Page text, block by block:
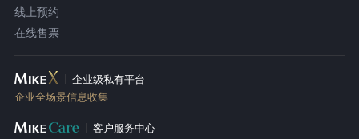
线上预约
在线售票
企业级私有平台
企业全场景信息收集
客户服务中心